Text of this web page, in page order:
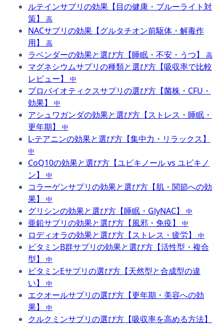
ルテインサプリの効果【目の健康・ブルーライト対
策】
高
NACサプリの効果【グルタチオン前駆体・解毒作
用】
高
ラベンダーの効果と選び方【睡眠・不安・うつ】 高
マグネシウムサプリの種類と選び方【吸収率で比較
レビュー】
中
プロバイオティクスサプリの選び方【菌株・CFU・
効果】
中
アシュワガンダの効果と選び方【ストレス・睡眠・
更年期】
中
L-テアニンの効果と選び方【集中力・リラックス】
中
CoQ10の効果と選び方【ユビキノール vs ユビキノ
ン】
中
コラーゲンサプリの効果と選び方【肌・関節への効
果】
中
グリシンの効果と選び方【睡眠・GlyNAC】 中
亜鉛サプリの効果と選び方【風邪・免疫】 中
ロディオラの効果と選び方【ストレス・疲労】 中
ビタミンB群サプリの効果と選び方【活性型・複合
型】
中
ビタミンEサプリの選び方【天然型と合成型の違
い】
中
エクオールサプリの選び方【更年期・美容への効
果】
中
クルクミンサプリの選び方【吸収率を高める方法】